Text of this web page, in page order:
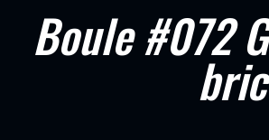
Boule #072